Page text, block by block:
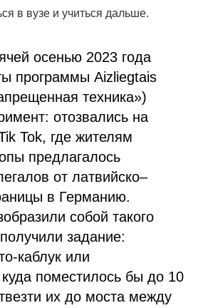
в вузе и учиться дальше.
осенью 2023 года
программы Aizliegtais
техника»)
отозвались на
Tok, где жителям
предлагалось
от латвийско–
в Германию.
собой такого
задание:
каблук или
поместилось бы до 10
их до моста между